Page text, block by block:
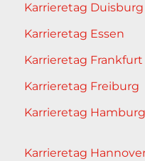
Karrieretag Duisburg
Karrieretag Essen
Karrieretag Frankfurt
Karrieretag Freiburg
Karrieretag Hamburg
Karrieretag